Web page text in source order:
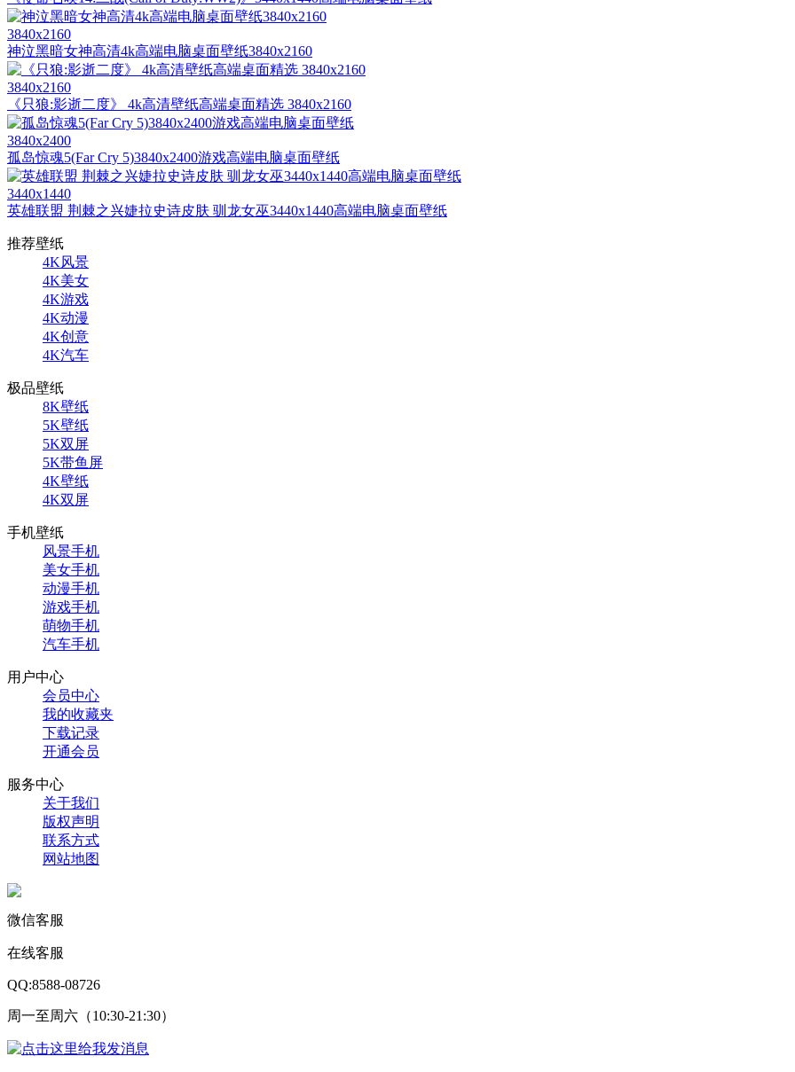
3840x2160
神泣黑暗女神高清4k高端电脑桌面壁纸3840x2160
3840x2160
《只狼:影逝二度》 4k高清壁纸高端桌面精选 3840x2160
3840x2400
孤岛惊魂5(Far Cry 5)3840x2400游戏高端电脑桌面壁纸
3440x1440
英雄联盟 荆棘之兴婕拉史诗皮肤 驯龙女巫3440x1440高端电脑桌面壁纸
推荐壁纸
4K风景
4K美女
4K游戏
4K动漫
4K创意
4K汽车
极品壁纸
8K壁纸
5K壁纸
5K双屏
5K带鱼屏
4K壁纸
4K双屏
手机壁纸
风景手机
美女手机
动漫手机
游戏手机
萌物手机
汽车手机
用户中心
会员中心
我的收藏夹
下载记录
开通会员
服务中心
关于我们
版权声明
联系方式
网站地图
微信客服
在线客服
QQ:8588-08726
周一至周六（10:30-21:30）